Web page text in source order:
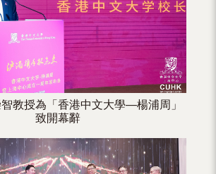
教授為「香港中文大學—楊浦周」
致開幕辭